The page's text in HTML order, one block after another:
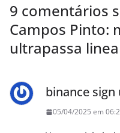
9 comentários
Campos Pinto:
ultrapassa
binance sign
05/04/2025 em